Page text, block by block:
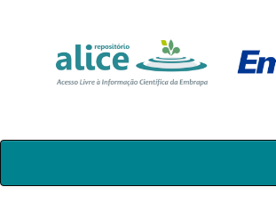
Skip